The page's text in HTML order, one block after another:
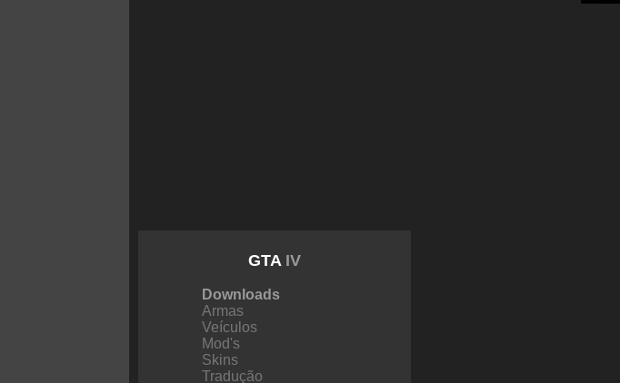
GTA IV
Downloads
Armas
Veículos
Mod's
Skins
Tradução